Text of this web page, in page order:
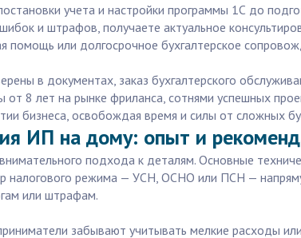
учета и настройки программы 1С до
и штрафов, получаете актуальное
или долгосрочное бухгалтерское
в документах, заказ бухгалтерского
8 лет на рынке фриланса, сотнями успешных
бизнеса, освобождая время и силы от сложных
ИП на дому: опыт и
подхода к деталям. Основные
налогового режима — УСН, ОСНО или ПСН —
или штрафам.
забывают учитывать мелкие расходы